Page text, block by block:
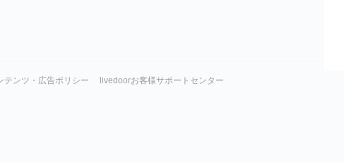
テンツ・広告ポリシー livedoorお客様サポートセンター